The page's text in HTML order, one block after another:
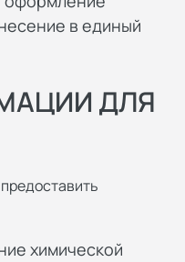
в единый
ДЛЯ
химической